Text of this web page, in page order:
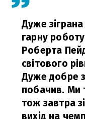
Дуже
гарну
Роберта
світового
Дуже добре
побачив. Ми
тож завтра
вихід на